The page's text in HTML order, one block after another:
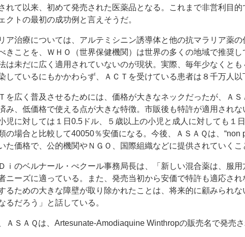
れて以来、初めて発売された医薬品となる。これまで非営利目的
クトの最初の成功例と言えそうだ。
ア治療については、アルテミシニン誘導体と他の抗マラリア薬の
きことを、ＷＨＯ（世界保健機関）は世界の多くの地域で推奨し
は未だに広く適用されていないのが現状。実際、毎年少なくとも
しているにもかかわらず、ＡＣＴを受けている患者は８千万人以
を広く普及させるためには、価格が大きなネックだったが、ＡＳ
み、低価格で使える点が大きな特徴。市販後も特許が適用され
児に対しては１日0.5ドル、５歳以上の小児と成人に対しても１
の場合と比較して40050％安価になる。今後、ＡＳＡＱは、“non
た価格で、公的機関やＮＧＯ、国際組織などに提供されていくこ
ｉのベルナール・ぺクール事務局長は、「新しい混合薬は、服用
ニーズに適っている。また、発売当初から安価で特許も適応され
るための大きな障壁が取り除かれたことは、将来的に顧みられ
るだろう」と話している。
ＡＳＡＱは、Artesunate-Amodiaquine Winthropの販売名で発売さ